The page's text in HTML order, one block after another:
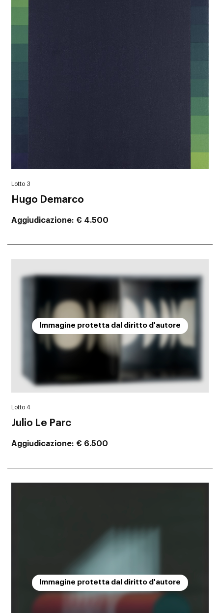
Lotto 3
Hugo Demarco
Aggiudicazione € 4.500
Immagine protetta dal diritto d'autore
Lotto 4
Julio Le Parc
Aggiudicazione € 6.500
Immagine protetta dal diritto d'autore